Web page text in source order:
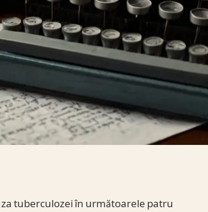
tuberculozei în următoarele patru